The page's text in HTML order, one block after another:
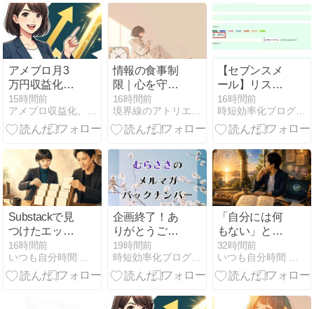
アメブロ月3
万円収益化の
全ステップ！
失敗から学ぶ
ロードマップ
15時間前
アメブロ収益化、最短で成果を出す裏技
情報の食事制
限｜心を守る
ための、朝晩
30分というル
ール
16時間前
境界線のアトリエ -The Muted World-
【セブンスメ
ール】リスト
を重複させず
に別シナリオ
へ登録する手
16時間前
時短効率化ブログのズボラボ
Substackで見
つけたエッセ
イ｜今日のエ
ッセイ・ラッ
ク Vol.28
16時間前
いつも自分時間 Geminiと日常
企画終了！あ
りがとうござ
いました！
19時間前
時短効率化ブログのズボラボ
「自分には何
もない」とい
う錯覚を手放
す。発信とい
う舞台に立つ
32時間前
いつも自分時間 Geminiと日常